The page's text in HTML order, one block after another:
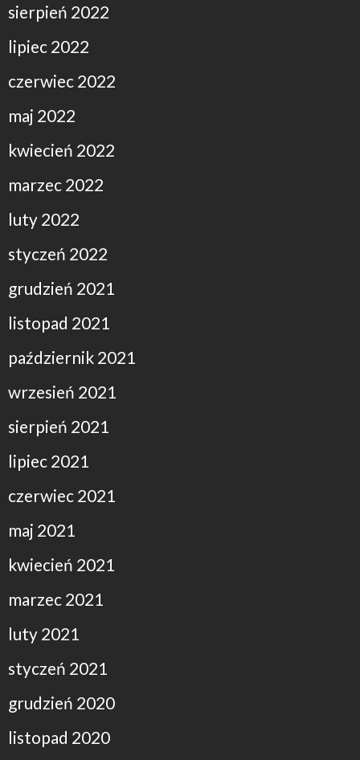
sierpień 2022
lipiec 2022
czerwiec 2022
maj 2022
kwiecień 2022
marzec 2022
luty 2022
styczeń 2022
grudzień 2021
listopad 2021
październik 2021
wrzesień 2021
sierpień 2021
lipiec 2021
czerwiec 2021
maj 2021
kwiecień 2021
marzec 2021
luty 2021
styczeń 2021
grudzień 2020
listopad 2020